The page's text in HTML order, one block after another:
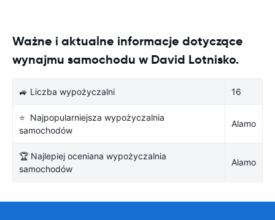
Ważne i aktualne informacje dotyczące
wynajmu samochodu w David Lotnisko.
🚙 Liczba wypożyczalni 16
⭐ Najpopularniejsza wypożyczalnia
samochodów
Alamo
🏆 Najlepiej oceniana wypożyczalnia
samochodów
Alamo